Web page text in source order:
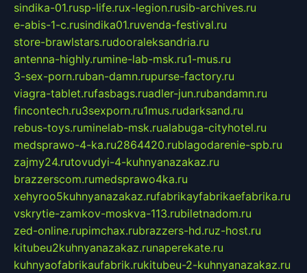
sindika-01.rusp-life.rux-legion.rusib-archives.ru
e-abis-1-c.rusindika01.ruvenda-festival.ru
store-brawlstars.rudooraleksandria.ru
antenna-highly.rumine-lab-msk.ru1-mus.ru
3-sex-porn.ruban-damn.rupurse-factory.ru
viagra-tablet.rufasbags.ruadler-jun.rubandamn.ru
fincontech.ru3sexporn.ru1mus.rudarksand.ru
rebus-toys.ruminelab-msk.rualabuga-cityhotel.ru
medsprawo-4-ka.ru2864420.rublagodarenie-spb.ru
zajmy24.rutovudyi-4-kuhnyanazakaz.ru
brazzerscom.rumedsprawo4ka.ru
xehyroo5kuhnyanazakaz.rufabrikayfabrikaefabrika.ru
vskrytie-zamkov-moskva-113.rubiletnadom.ru
zed-online.rupimchax.rubrazzers-hd.ruz-host.ru
kitubeu2kuhnyanazakaz.runaperekate.ru
kuhnyaofabrikaufabrik.rukitubeu-2-kuhnyanazakaz.ru